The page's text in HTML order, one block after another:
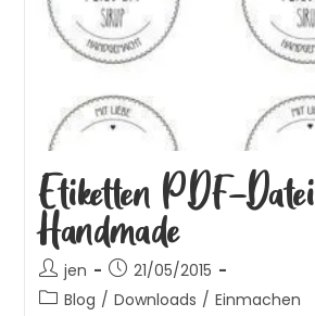
Etiketten PDF-Datei
Handmade
jen
21/05/2015
Blog / Downloads / Einmachen